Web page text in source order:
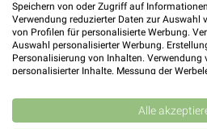
Lidl Hildesheim
Rex-Brauns-Straße 6
31139 Hildesheim
239,25 km • Angebote:
Speichern von oder Zugriff auf
Verwendung reduzierter Daten zur Auswahl
von Profilen für personalisierte Werbung.
Auswahl personalisierter Werbung.
Personalisierung von Inhalten. Verwendung
personalisierter Inhalte. Messung der
Kombinationen von Daten aus
Verbesserung der Angebote. Verwendung
von Inhalten.
Alle